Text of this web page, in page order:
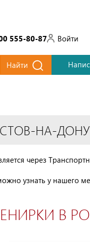
555-80-87 Войти
Найти
НА-ДОНУ
через
узнать у нашего
В